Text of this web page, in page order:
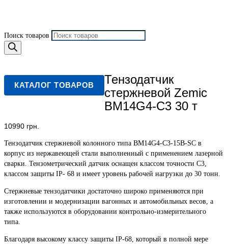
Поиск товаров
КАТАЛОГ ТОВАРОВ
Тензодатчик
стержневой Zemic
BM14G4-C3 30 т
10990 грн.
Тензодатчик стержневой колонного типа BM14G4-C3-15B-SC в
корпус из нержавеющей стали выполненный с применением лазерной
сварки. Тензометрический датчик оснащен классом точности С3,
классом защиты IP- 68 и имеет уровень рабочей нагрузки до 30 тонн.
Стержневые тензодатчики достаточно широко применяются при
изготовлении и модернизации вагонных и автомобильных весов, а
также используются в оборудовании контрольно-измерительного
типа.
Благодаря высокому классу защиты IP-68, который в полной мере